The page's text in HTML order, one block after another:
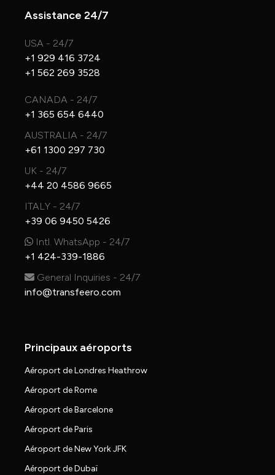
Assistance 24/7
USA - 24/7
+1 929 416 3724
+1 562 269 3528
CANADA - 24/7
+1 365 654 6440
AUSTRALIA - 24/7
+61 1300 297 730
UK - 24/7
+44 20 4586 9665
ITALY - 24/7
+39 06 9450 5426
Intl. WhatsApp - 24/7
+1 424-339-1886
General Inquiries - 24/7
info@transfeero.com
Principaux aéroports
Aéroport de Londres Heathrow
Aéroport de Rome
Aéroport de Barcelone
Aéroport de Paris
Aéroport de New York JFK
Aéroport de Dubaï